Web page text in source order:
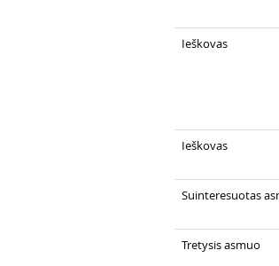
Ieškovas
Ieškovas
Suinteresuotas
Tretysis asmuo